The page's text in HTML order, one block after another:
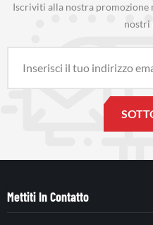
Iscriviti alla nostra promozione
nostri
Mettiti In Contatto